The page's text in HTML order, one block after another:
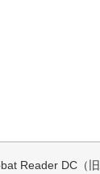
Reader DC（